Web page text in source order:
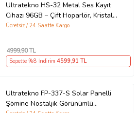
Ultratekno HS-32 Metal Ses Kayıt
Cihazı 96GB – Çift Hoparlör, Kristal
Mikrofon, Gürültü Azaltma, Type-C -
Ücretsiz / 24 Saatte Kargo
4999,90 TL
Sepette %8 İndirim 4599,91 TL
Ultratekno FP-337-S Solar Panelli
Şömine Nostaljik Görünümlü